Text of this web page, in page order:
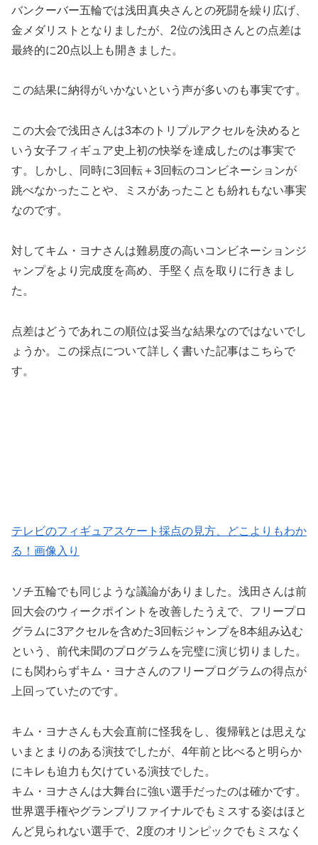
バンクーバー五輪では浅田真央さんとの死闘を繰り広げ、
金メダリストとなりましたが、2位の浅田さんとの点差は
最終的に20点以上も開きました。
この結果に納得がいかないという声が多いのも事実です。
この大会で浅田さんは3本のトリプルアクセルを決めると
いう女子フィギュア史上初の快挙を達成したのは事実で
す。しかし、同時に3回転＋3回転のコンビネーションが
跳べなかったことや、ミスがあったことも紛れもない事実
なのです。
対してキム・ヨナさんは難易度の高いコンビネーションジ
ャンプをより完成度を高め、手堅く点を取りに行きまし
た。
点差はどうであれこの順位は妥当な結果なのではないでし
ょうか。この採点について詳しく書いた記事はこちらで
す。
テレビのフィギュアスケート採点の見方、どこよりもわか
る！画像入り
ソチ五輪でも同じような議論がありました。浅田さんは前
回大会のウィークポイントを改善したうえで、フリープロ
グラムに3アクセルを含めた3回転ジャンプを8本組み込む
という、前代未聞のプログラムを完璧に演じ切りました。
にも関わらずキム・ヨナさんのフリープログラムの得点が
上回っていたのです。
キム・ヨナさんも大会直前に怪我をし、復帰戦とは思えな
いまとまりのある演技でしたが、4年前と比べると明らか
にキレも迫力も欠けている演技でした。
キム・ヨナさんは大舞台に強い選手だったのは確かです。
世界選手権やグランプリファイナルでもミスする姿はほと
んど見られない選手で、2度のオリンピックでもミスなく